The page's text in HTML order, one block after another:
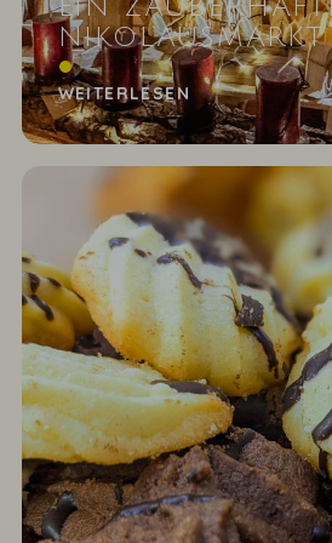
EIN
Dank an unsere Aussteller und
WEITERLESEN